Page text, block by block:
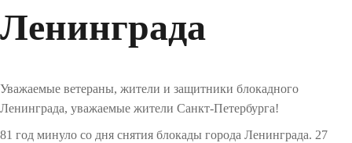
Ленинграда
Уважаемые ветераны, жители и защитники блокадного
Ленинграда, уважаемые жители Санкт-Петербурга!
81 год минуло со дня снятия блокады города Ленинграда. 27